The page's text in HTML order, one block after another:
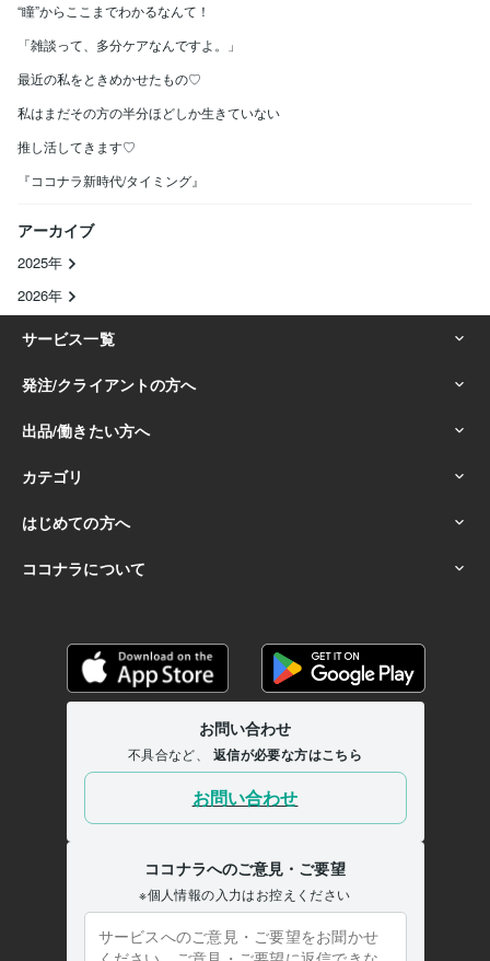
“瞳”からここまでわかるなんて！
「雑談って、多分ケアなんですよ。」
最近の私をときめかせたもの♡
私はまだその方の半分ほどしか生きていない
推し活してきます♡
『ココナラ新時代/タイミング』
アーカイブ
2025年
2026年